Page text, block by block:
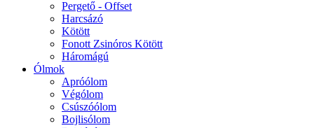
Pergető - Offset
Harcsázó
Kötött
Fonott Zsinóros Kötött
Háromágú
Ólmok
Apróólom
Végólom
Csúszóólom
Bojlisólom